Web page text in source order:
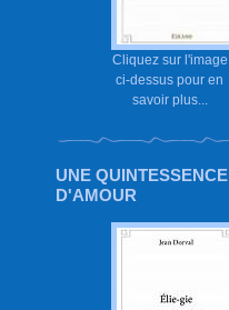
Cliquez sur l'image
ci-dessus pour en
savoir plus...
UNE QUINTESSENCE
D'AMOUR